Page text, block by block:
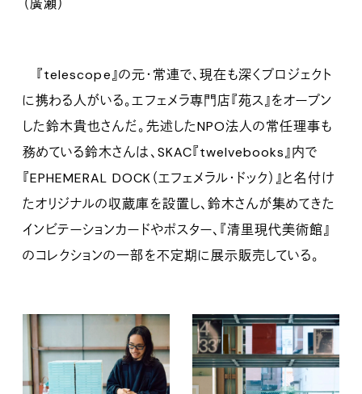
（廣瀬）
『telescope』の元・常連で、現在も深くプロジェクト
に携わる人がいる。エフェメラ専門店『苑ス』をオープン
した鈴木貴也さんだ。先述したNPO法人の常任理事も
務めている鈴木さんは、SKAC『twelvebooks』内で
『EPHEMERAL DOCK（エフェメラル・ドック）』と名付け
たオリジナルの収蔵庫を設置し、鈴木さんが集めてきた
インビテーションカードやポスター、『清里現代美術館』
のコレクションの一部を不定期に展示販売している。